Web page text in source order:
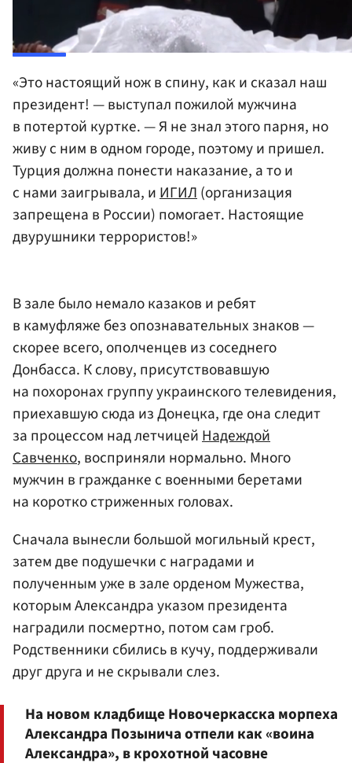
«Это настоящий нож в спину, как и сказал наш
президент! — выступал пожилой мужчина
в потертой куртке. — Я не знал этого парня, но
живу с ним в одном городе, поэтому и пришел.
Турция должна понести наказание, а то и
с нами заигрывала, иИГИЛ(организация
запрещена в России) помогает. Настоящие
двурушники террористов!»
В зале было немало казаков и ребят
в камуфляже без опознавательных знаков —
скорее всего, ополченцев из соседнего
Донбасса. К слову, присутствовавшую
на похоронах группу украинского телевидения,
приехавшую сюда из Донецка, где она следит
за процессом над летчицейНадеждой
Савченко, восприняли нормально. Много
мужчин в гражданке с военными беретами
на коротко стриженных головах.
Сначала вынесли большой могильный крест,
затем две подушечки с наградами и
полученным уже в зале орденом Мужества,
которым Александра указом президента
наградили посмертно, потом сам гроб.
Родственники сбились в кучу, поддерживали
друг друга и не скрывали слез.
На новом кладбище Новочеркасска морпеха
Александра Позынича отпели как «воина
Александра», в крохотной часовне